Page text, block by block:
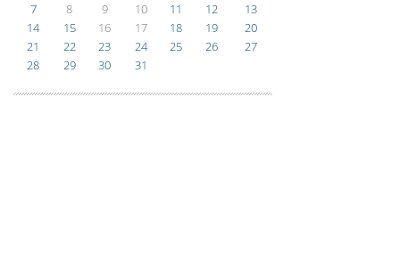
7
8 9 10 11 12
13
14
15 16 17 18 19
20
21
22 23 24 25 26
27
28
29 30 31